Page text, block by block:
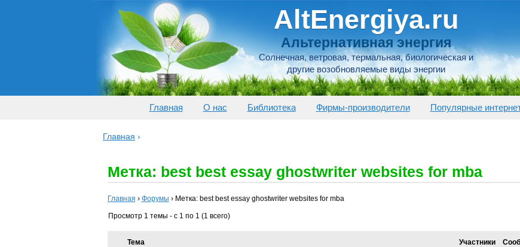
AltEnergiya.ru
Альтернативная энергия
Солнечная, ветровая, термальная, биологическая и
другие возобновляемые виды энергии
Главная О нас Библиотека Фирмы-производители Популярные
Главная ›
Метка: best best essay ghostwriter websites for mba
Главная › Форумы › Метка: best best essay ghostwriter websites for mba
Просмотр 1 темы - с 1 по 1 (1 всего)
Тема Участники